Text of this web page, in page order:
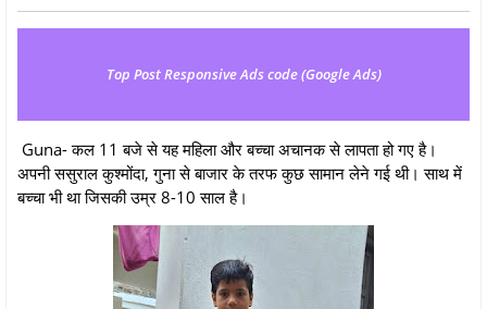
Top Post Responsive Ads code (Google Ads)
Guna- कल 11 बजे से यह महिला और बच्चा अचानक से लापता हो गए है।
अपनी ससुराल कुश्मोंदा, गुना से बाजार के तरफ कुछ सामान लेने गई थी। साथ में
बच्चा भी था जिसकी उम्र 8-10 साल है।